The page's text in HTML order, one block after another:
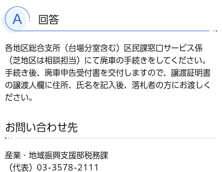
回答
各地区総合支所（台場分室含む）区民課窓口サービス係
（芝地区は相談担当）にて廃車の手続きをしてください。
手続き後、廃車申告受付書を交付しますので、譲渡証明書
の譲渡人欄に住所、氏名を記入後、落札者の方にお渡しく
ださい。
お問い合わせ先
産業・地域振興支援部税務課
（代表）03-3578-2111